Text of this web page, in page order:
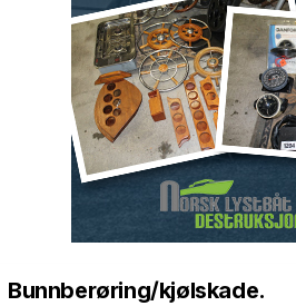
Bunnberøring/kjølskade.